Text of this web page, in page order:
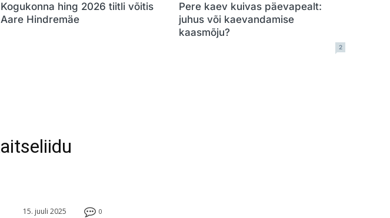
Kogukonna hing 2026 tiitli võitis
Aare Hindremäe
Pere kaev kuivas päevapealt:
juhus või kaevandamise
kaasmõju?
2